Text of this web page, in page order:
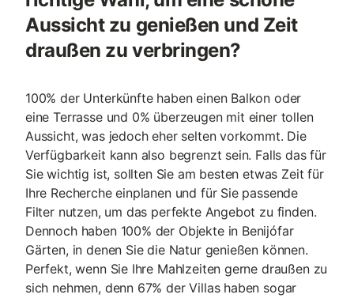
Aussicht zu genießen und Zeit
draußen zu verbringen?
100% der Unterkünfte haben einen Balkon oder
eine Terrasse und 0% überzeugen mit einer tollen
Aussicht, was jedoch eher selten vorkommt. Die
Verfügbarkeit kann also begrenzt sein. Falls das für
Sie wichtig ist, sollten Sie am besten etwas Zeit für
Ihre Recherche einplanen und für Sie passende
Filter nutzen, um das perfekte Angebot zu finden.
Dennoch haben 100% der Objekte in Benijófar
Gärten, in denen Sie die Natur genießen können.
Perfekt, wenn Sie Ihre Mahlzeiten gerne draußen zu
sich nehmen, denn 67% der Villas haben sogar